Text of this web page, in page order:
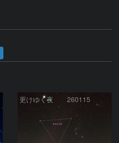
更けゆく夜 260115